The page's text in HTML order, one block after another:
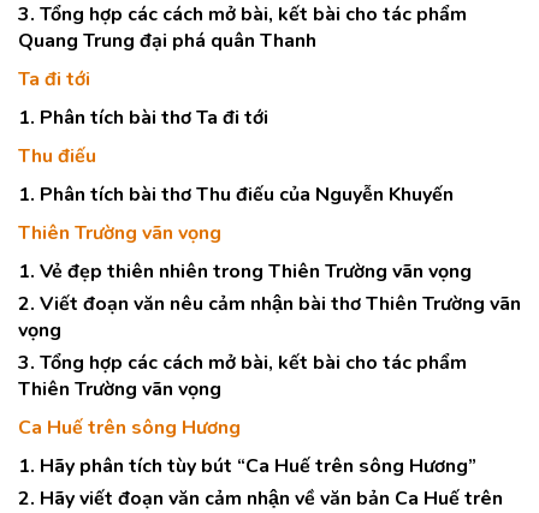
3. Tổng hợp các cách mở bài, kết bài cho tác phẩm
Quang Trung đại phá quân Thanh
Ta đi tới
1. Phân tích bài thơ Ta đi tới
Thu điếu
1. Phân tích bài thơ Thu điếu của Nguyễn Khuyến
Thiên Trường vãn vọng
1. Vẻ đẹp thiên nhiên trong Thiên Trường vãn vọng
2. Viết đoạn văn nêu cảm nhận bài thơ Thiên Trường vãn
vọng
3. Tổng hợp các cách mở bài, kết bài cho tác phẩm
Thiên Trường vãn vọng
Ca Huế trên sông Hương
1. Hãy phân tích tùy bút “Ca Huế trên sông Hương”
2. Hãy viết đoạn văn cảm nhận về văn bản Ca Huế trên